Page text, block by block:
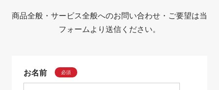
商品全般・サービス全般へのお問い合わせ・ご要望は当
フォームより送信ください。
お名前 必須